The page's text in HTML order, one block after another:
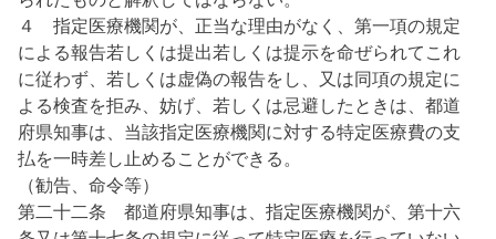
４ 指定医療機関が、正当な理由がなく、第一項の規定
による報告若しくは提出若しくは提示を命ぜられてこれ
に従わず、若しくは虚偽の報告をし、又は同項の規定に
よる検査を拒み、妨げ、若しくは忌避したときは、都道
府県知事は、当該指定医療機関に対する特定医療費の支
払を一時差し止めることができる。
（勧告、命令等）
第二十二条 都道府県知事は、指定医療機関が、第十六